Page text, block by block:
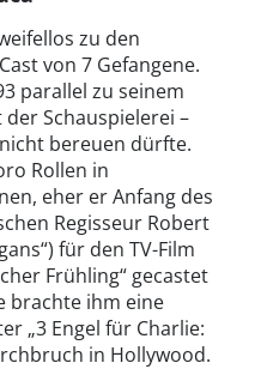
zu den
von 7 Gefangene.
parallel zu seinem
Schauspielerei –
bereuen dürfte.
Rollen in
eher er Anfang des
Regisseur Robert
für den TV-Film
Frühling“ gecastet
brachte ihm eine
„3 Engel für Charlie:
in Hollywood.